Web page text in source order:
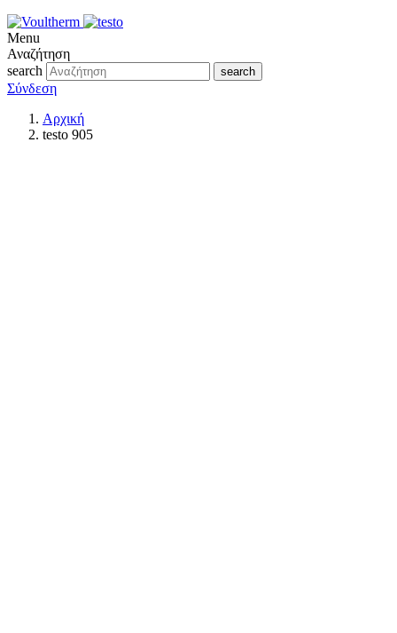
Menu
Αναζήτηση
search
search
Σύνδεση
Αρχική
testo 905